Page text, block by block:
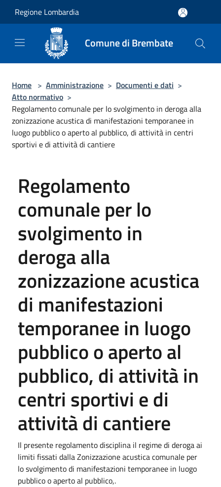
Regione Lombardia
Comune di Brembate
Home > Amministrazione > Documenti e dati >
Atto normativo >
Regolamento comunale per lo svolgimento in deroga alla
zonizzazione acustica di manifestazioni temporanee in
luogo pubblico o aperto al pubblico, di attività in centri
sportivi e di attività di cantiere
Regolamento
comunale per lo
svolgimento in
deroga alla
zonizzazione acustica
di manifestazioni
temporanee in luogo
pubblico o aperto al
pubblico, di attività in
centri sportivi e di
attività di cantiere
Il presente regolamento disciplina il regime di deroga ai
limiti fissati dalla Zonizzazione acustica comunale per
lo svolgimento di manifestazioni temporanee in luogo
pubblico o aperto al pubblico,.